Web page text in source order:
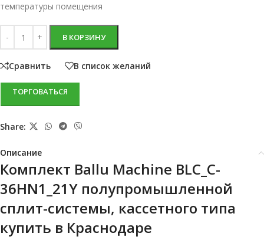
температуры помещения
В КОРЗИНУ
Сравнить В список желаний
ТОРГОВАТЬСЯ
Share:
Описание
Комплект Ballu Machine BLC_C-
36HN1_21Y полупромышленной
сплит-системы, кассетного типа
купить в Краснодаре